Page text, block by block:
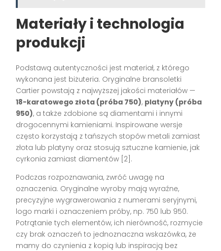
Materiały i technologia
produkcji
Podstawą autentyczności jest materiał, z którego
wykonana jest biżuteria. Oryginalne bransoletki
Cartier powstają z najwyższej jakości materiałów —
18-karatowego złota (próba 750), platyny (próba
950), a także zdobione są diamentami i innymi
drogocennymi kamieniami. Inspirowane wersje
często korzystają z tańszych stopów metali zamiast
złota lub platyny oraz stosują sztuczne kamienie, jak
cyrkonia zamiast diamentów [2].
Podczas rozpoznawania, zwróć uwagę na
oznaczenia. Oryginalne wyroby mają wyraźne,
precyzyjne wygrawerowania z numerami seryjnymi,
logo marki i oznaczeniem próby, np. 750 lub 950.
Potrątanie tych elementów, ich nierówność, rozmycie
czy brak oznaczeń to jednoznaczna wskazówka, że
mamy do czynienia z kopią lub inspiracją bez